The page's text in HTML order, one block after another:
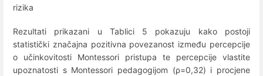
rizika
Rezultati prikazani u Tablici 5 pokazuju kako postoji
statistički značajna pozitivna povezanost između percepcije
o učinkovitosti Montessori pristupa te percepcije vlastite
upoznatosti s Montessori pedagogijom (ρ=0,32) i procjene